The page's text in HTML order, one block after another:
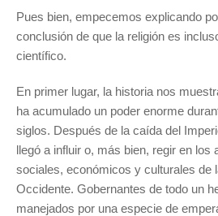
Pues bien, empecemos explicando
conclusión de que la religión es
científico.
En primer lugar, la historia nos
ha acumulado un poder enorme
siglos. Después de la caída del
llegó a influir o, más bien, regir en los
sociales, económicos y culturales de
Occidente. Gobernantes de todo un
manejados por una especie de